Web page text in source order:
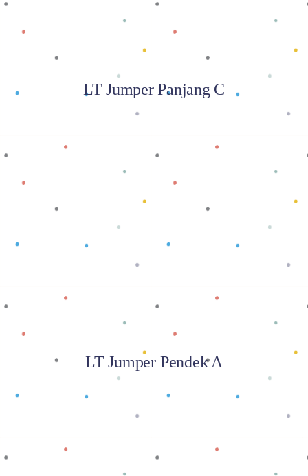
LT Jumper Panjang C
Baca selengkapnya
LT Jumper Pendek A